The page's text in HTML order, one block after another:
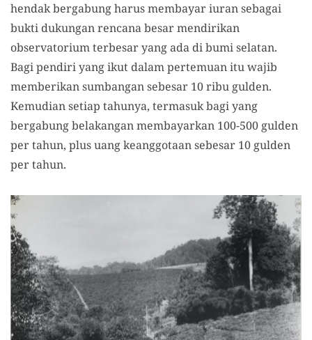
hendak bergabung harus membayar iuran sebagai
bukti dukungan rencana besar mendirikan
observatorium terbesar yang ada di bumi selatan.
Bagi pendiri yang ikut dalam pertemuan itu wajib
memberikan sumbangan sebesar 10 ribu gulden.
Kemudian setiap tahunya, termasuk bagi yang
bergabung belakangan membayarkan 100-500 gulden
per tahun, plus uang keanggotaan sebesar 10 gulden
per tahun.